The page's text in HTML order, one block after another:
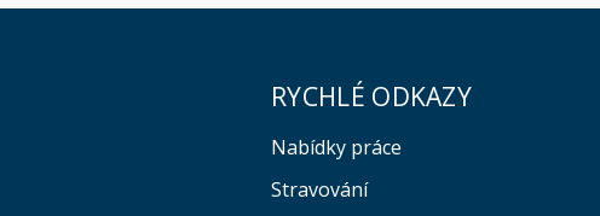
RYCHLÉ ODKAZY
Nabídky práce
Stravování